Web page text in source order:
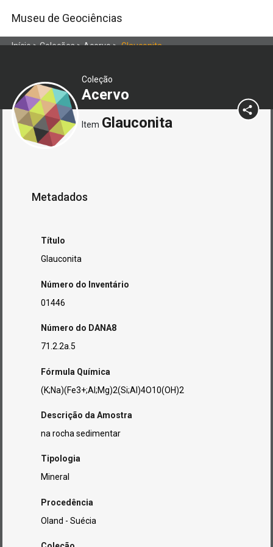
Museu de Geociências
Início>Coleções>Acervo>Glauconita
Coleção
Acervo
Item Glauconita
Metadados
Título
Glauconita
Número do Inventário
01446
Número do DANA8
71.2.2a.5
Fórmula Química
(K;Na)(Fe3+;Al;Mg)2(Si;Al)4O10(OH)2
Descrição da Amostra
na rocha sedimentar
Tipologia
Mineral
Procedência
Oland - Suécia